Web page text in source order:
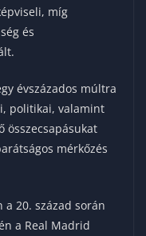
míg
és
évszázados múltra
politikai, valamint
összecsapásukat
mérkőzés
20. század során
a Real Madrid